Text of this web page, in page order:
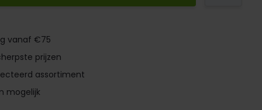
vanaf €75
prijzen
assortiment
mogelijk